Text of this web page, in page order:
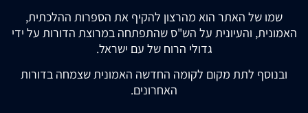
שמו של האתר הוא מהרצון להקיף את הספרות ההלכתית,
האמונית, והעיונית על הש"ס שהתפתחה במרוצת הדורות על ידי
גדולי הרוח של עם ישראל.
ובנוסף לתת מקום לקומה החדשה האמונית שצמחה בדורות
האחרונים.